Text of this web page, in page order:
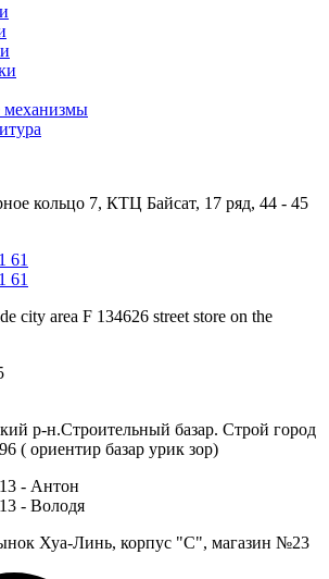
кольцо 7, КТЦ Байсат, 17 ряд, 44 - 45
61
61
city area F 134626 street store on the
р-н.Строительный базар. Строй город
( ориентир базар урик зор)
- Антон
- Володя
Хуа-Линь, корпус "С", магазин №23